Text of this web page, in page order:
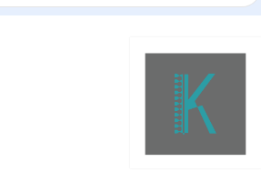
خانه فرش - گلیم کلیمو